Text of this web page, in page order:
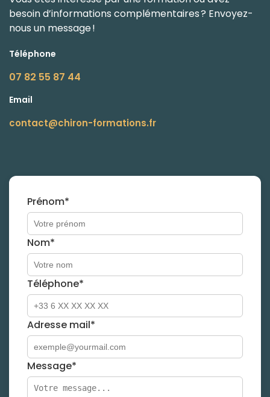
besoin d’informations complémentaires ? Envoyez-
nous un message !
Téléphone
07 82 55 87 44
Email
contact@chiron-formations.fr
Prénom*
Nom*
Téléphone*
Adresse mail*
Message*